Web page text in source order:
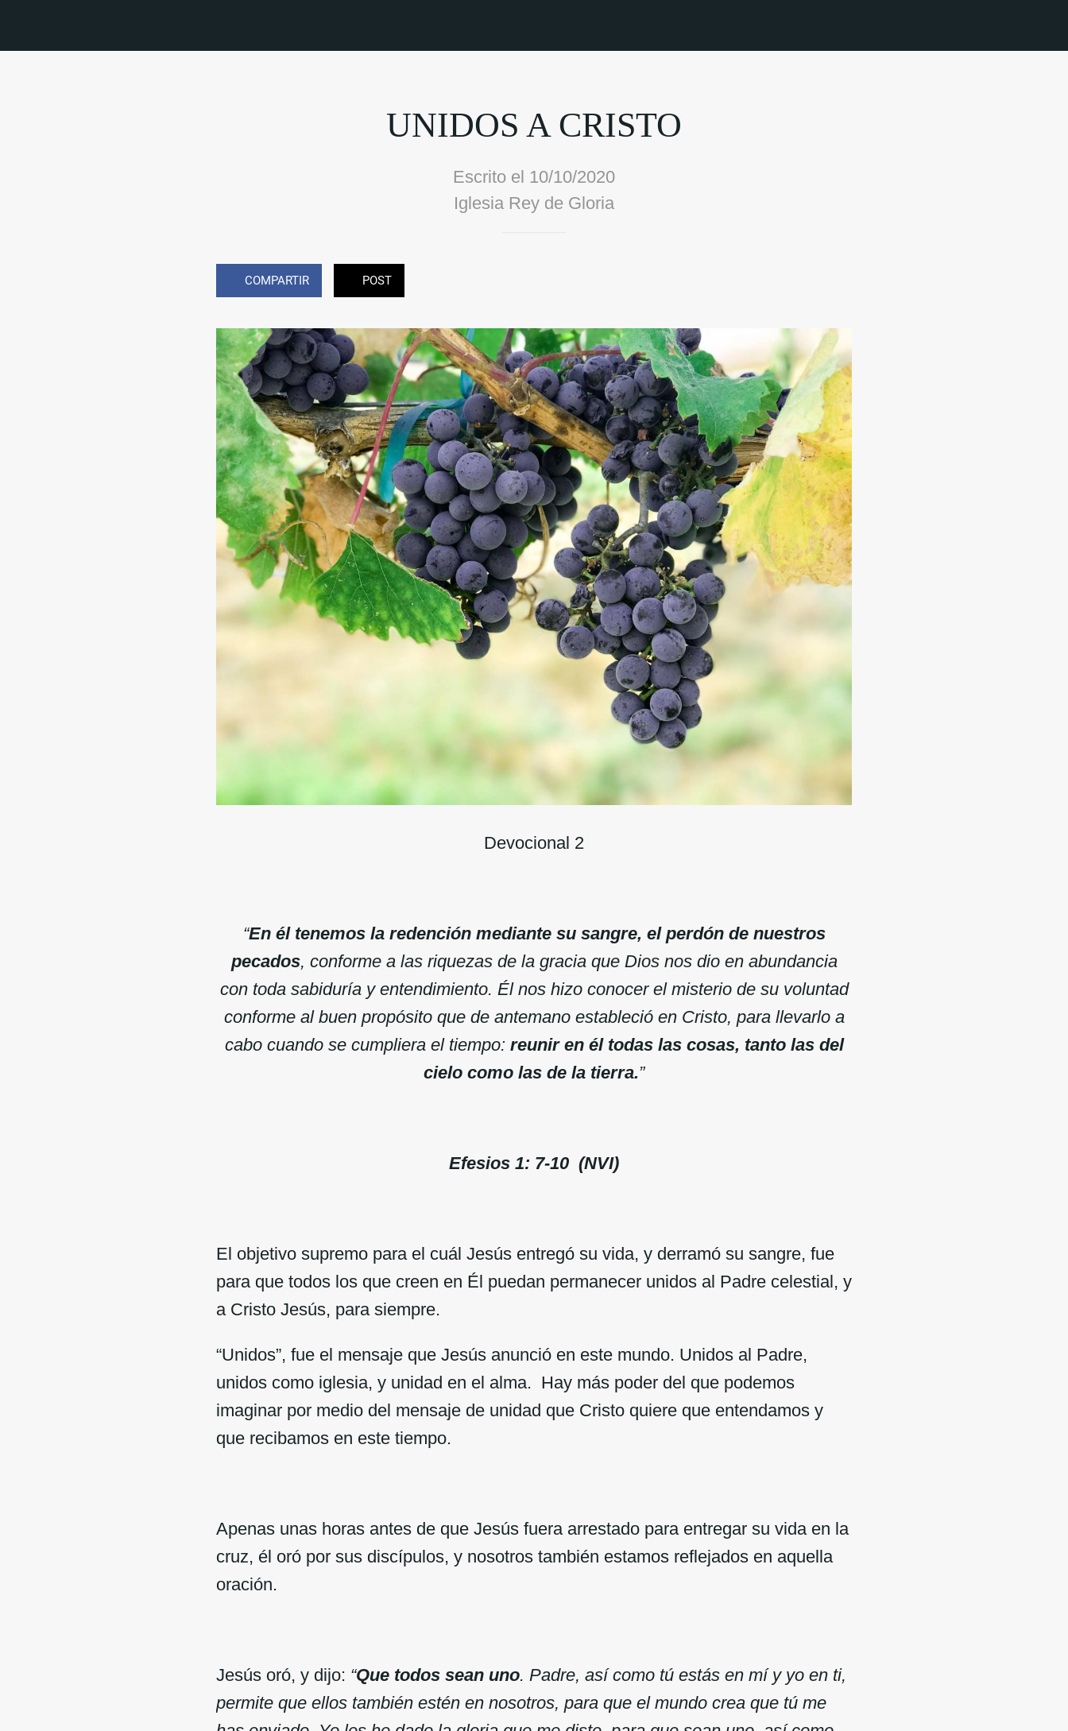
UNIDOS A CRISTO
Escrito el 10/10/2020
Iglesia Rey de Gloria
COMPARTIR POST
Devocional 2
“En él tenemos la redención mediante su sangre, el perdón de nuestros
pecados, conforme a las riquezas de la gracia que Dios nos dio en abundancia
con toda sabiduría y entendimiento. Él nos hizo conocer el misterio de su voluntad
conforme al buen propósito que de antemano estableció en Cristo, para llevarlo a
cabo cuando se cumpliera el tiempo: reunir en él todas las cosas, tanto las del
cielo como las de la tierra.”
Efesios 1: 7-10 (NVI)
El objetivo supremo para el cuál Jesús entregó su vida, y derramó su sangre, fue
para que todos los que creen en Él puedan permanecer unidos al Padre celestial, y
a Cristo Jesús, para siempre.
“Unidos”, fue el mensaje que Jesús anunció en este mundo. Unidos al Padre,
unidos como iglesia, y unidad en el alma. Hay más poder del que podemos
imaginar por medio del mensaje de unidad que Cristo quiere que entendamos y
que recibamos en este tiempo.
Apenas unas horas antes de que Jesús fuera arrestado para entregar su vida en la
cruz, él oró por sus discípulos, y nosotros también estamos reflejados en aquella
oración.
Jesús oró, y dijo: “Que todos sean uno. Padre, así como tú estás en mí y yo en ti,
permite que ellos también estén en nosotros, para que el mundo crea que tú me